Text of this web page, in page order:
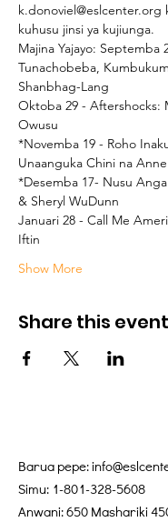
k.donoviel@eslcenter.org
kuhusu jinsi ya kujiunga.
Majina Yajayo: Septemba
Tunachobeba,
Shanbhag-Lang
Oktoba 29 - Aftershocks:
Owusu
*Novemba 19 - Roho
Unaanguka Chini na
*Desemba 17- Nusu
& Sheryl WuDunn
Januari 28 - Call Me
Iftin
Show More
Share this event
Barua pepe:
Simu: 1-801-328-5608
Anwani: 650 Mashariki